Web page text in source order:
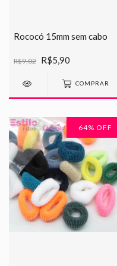
Rococó 15mm sem cabo
R$9,02 R$5,90
COMPRAR
64% OFF